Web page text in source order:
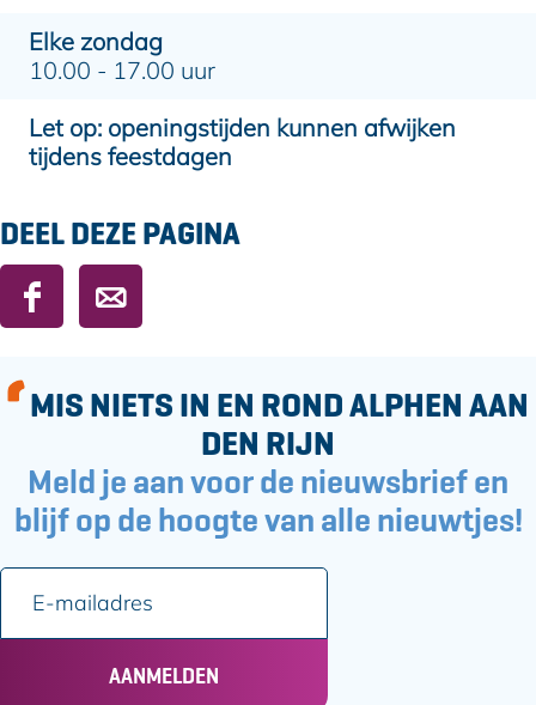
Elke zondag
10.00 - 17.00 uur
Let op: openingstijden kunnen afwijken
tijdens feestdagen
DEEL DEZE PAGINA
D
e
l
d
z
e
p
a
g
D
e
l
d
z
e
p
a
g
a
MIS NIETS IN EN ROND ALPHEN AAN
DEN RIJN
Meld je aan voor de nieuwsbrief en
blijf op de hoogte van alle nieuwtjes!
E
m
AANMELDEN